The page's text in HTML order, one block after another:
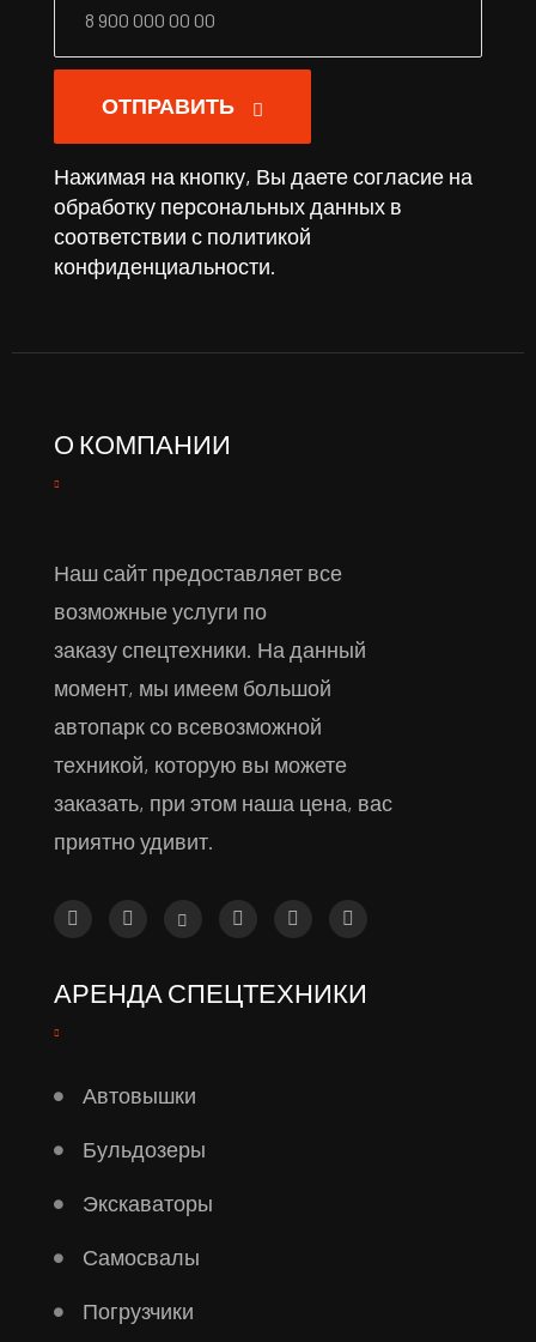
ОТПРАВИТЬ
Нажимая на кнопку, Вы даете согласие на
обработку персональных данных в
соответствии с политикой
конфиденциальности.
О КОМПАНИИ
Наш сайт предоставляет все
возможные услуги по
заказу спецтехники. На данный
момент, мы имеем большой
автопарк со всевозможной
техникой, которую вы можете
заказать, при этом наша цена, вас
приятно удивит.
АРЕНДА СПЕЦТЕХНИКИ
Автовышки
Бульдозеры
Экскаваторы
Самосвалы
Погрузчики